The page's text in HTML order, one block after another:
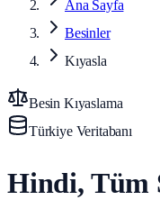
Ana Sayfa
Besinler
Kıyasla
Besin Kıyaslama
Türkiye Veritabanı
Hindi, Tüm